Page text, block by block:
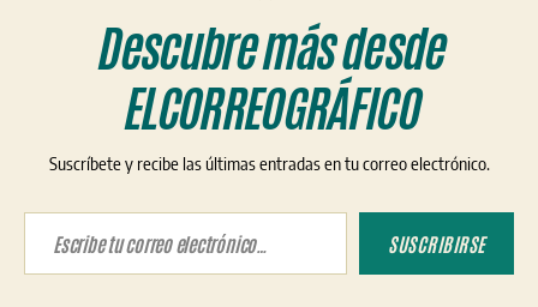
Descubre más desde
ELCORREOGRÁFICO
Suscríbete y recibe las últimas entradas en tu correo electrónico.
Escribe tu correo electrónico…
SUSCRIBIRSE